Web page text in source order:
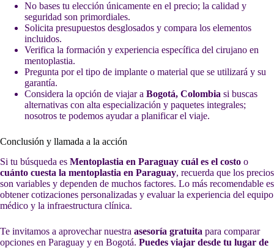
No bases tu elección únicamente en el precio; la calidad y
seguridad son primordiales.
Solicita presupuestos desglosados y compara los elementos
incluidos.
Verifica la formación y experiencia específica del cirujano en
mentoplastia.
Pregunta por el tipo de implante o material que se utilizará y su
garantía.
Considera la opción de viajar a Bogotá, Colombia si buscas
alternativas con alta especialización y paquetes integrales;
nosotros te podemos ayudar a planificar el viaje.
Conclusión y llamada a la acción
Si tu búsqueda es Mentoplastia en Paraguay cuál es el costo o
cuánto cuesta la mentoplastia en Paraguay, recuerda que los precios
son variables y dependen de muchos factores. Lo más recomendable es
obtener cotizaciones personalizadas y evaluar la experiencia del equipo
médico y la infraestructura clínica.
Te invitamos a aprovechar nuestra asesoría gratuita para comparar
opciones en Paraguay y en Bogotá. Puedes viajar desde tu lugar de